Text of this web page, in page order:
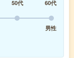
50代
60代
男性